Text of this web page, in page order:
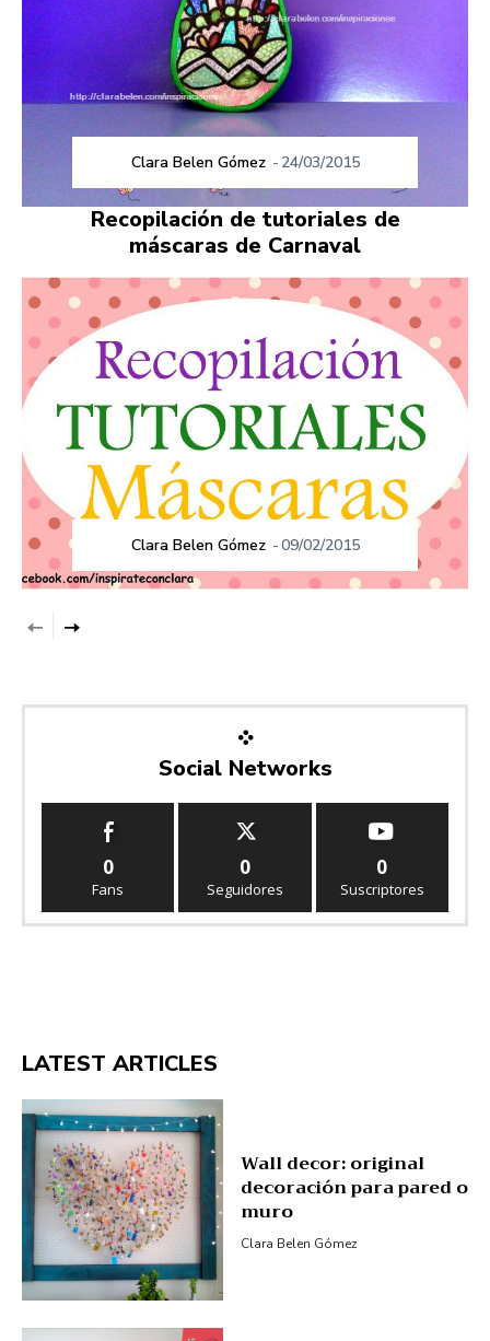
Clara Belen Gómez - 24/03/2015
Recopilación de tutoriales de
máscaras de Carnaval
Clara Belen Gómez -09/02/2015
Social Networks
0
Fans
0
Seguidores
0
Suscriptores
LATEST ARTICLES
Wall decor: original
decoración para pared o
muro
Clara Belen Gómez